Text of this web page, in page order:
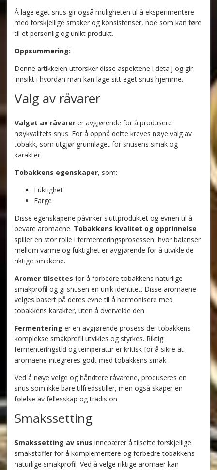
Å lage eget snus gir også muligheten til å eksperimentere
med forskjellige smaker og konsistenser, noe som kan føre
til et personlig og unikt produkt.
Oppsummering:
Denne artikkelen utforsker disse aspektene i detalj og gir
innsikt i hvordan man kan lage sitt eget snus hjemme.
Valg av råvarer
Valget av råvarer er avgjørende for å produsere
høykvalitets snus. For å oppnå dette kreves nøye valg av
tobakk, som utgjør grunnlaget for snusens smak og
karakter.
Tobakkens egenskaper, som:
Fuktighet
Farge
Disse egenskapene påvirker sluttproduktet og evnen til å
bevare aromaene. Tobakkens kvalitet og opprinnelse
spiller en stor rolle i fermenteringsprosessen, hvor balansen
mellom varme og fuktighet er avgjørende for å utvikle de
riktige smakene.
Aromer tilsettes for å forbedre tobakkens naturlige
smakprofil og gi snusen en unik identitet. Disse aromaene
velges basert på deres evne til å harmonisere med
tobakkens karakter, uten å overvelde den.
Fermentering er en avgjørende prosess der tobakkens
komplekse smakprofil utvikles og styrkes. Riktig
fermenteringstid og temperatur er kritisk for å sikre at
aromaene integreres godt med tobakkens smak.
Ved å nøye velge og håndtere råvarene, produseres en
snus som ikke bare tilfredsstiller, men også skaper en
følelse av fellesskap og tradisjon.
Smakssetting
Smakssetting av snus innebærer å tilsette forskjellige
smakstoffer for å komplementere og forbedre tobakkens
naturlige smakprofil. Ved å velge riktige aromaer kan